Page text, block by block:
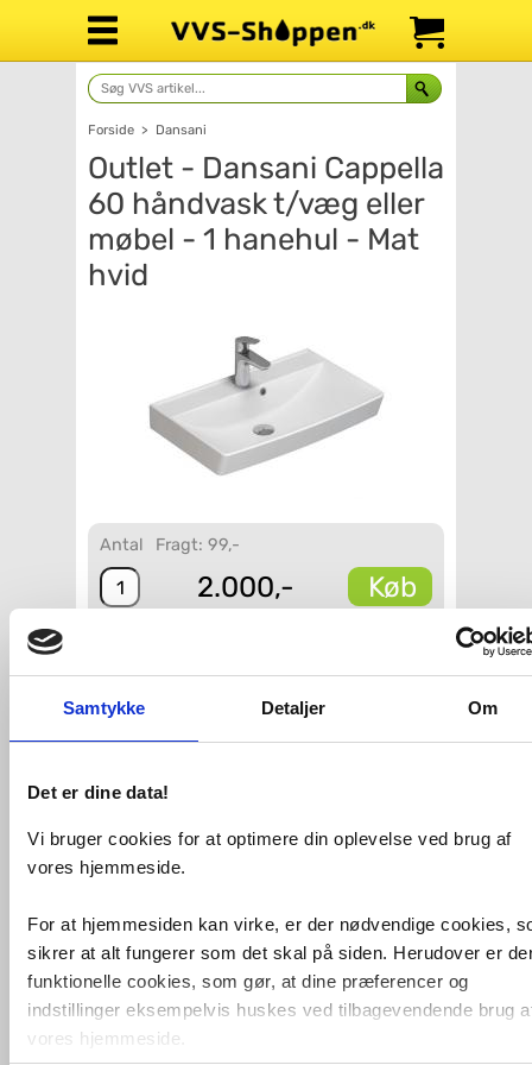
Samtykke Detaljer Om
Det er dine data!
Vi bruger cookies for at optimere din oplevelse ved brug af
vores hjemmeside.
For at hjemmesiden kan virke, er der nødvendige cookies,
sikrer at alt fungerer som det skal på siden. Herudover er
funktionelle cookies, som gør, at dine præferencer og
indstillinger eksempelvis huskes ved tilbagevendende brug
vores hjemmeside.
Forside > Dansani
Outlet - Dansani Cappella
60 håndvask t/væg eller
møbel - 1 hanehul - Mat
hvid
Antal Fragt: 99,-
2.000,- Køb
Farve:
Hvid
Overfladebehandling:
Hul til vandhane:
Overløb:
Fri fragt fra 4.995,-
Outletvare til nedsat pris - Kun 1 stk.
tilbage til outletpris.
Dansani Cappella 60 håndvask t/væg
eller møbel - 1 hanehul - Mat hvid